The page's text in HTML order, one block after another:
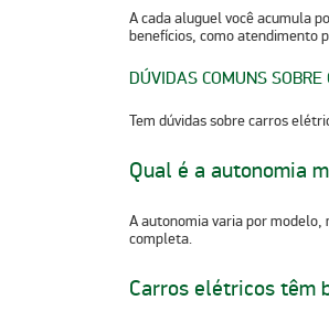
A cada aluguel você acumula
benefícios, como atendimento
DÚVIDAS COMUNS SOBRE
Tem dúvidas sobre carros
Qual é a autonomia
A autonomia varia por modelo,
completa.
Carros elétricos têm